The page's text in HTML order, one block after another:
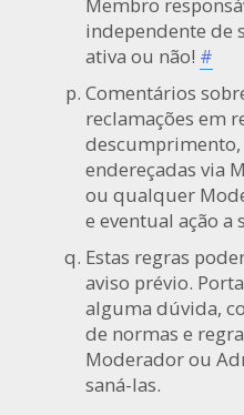
Membro
independente de
ativa ou não! #
Comentários
reclamações em
descumprimento,
endereçadas via
ou qualquer
e eventual ação a
Estas regras
aviso prévio.
alguma dúvida,
de normas e
Moderador ou
saná-las.